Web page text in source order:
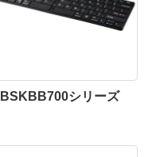
BSKBB700シリーズ